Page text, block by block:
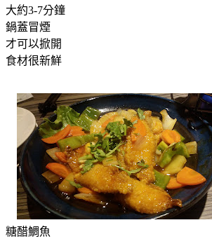
大約3-7分鐘
鍋蓋冒煙
才可以掀開
食材很新鮮
糖醋鯛魚